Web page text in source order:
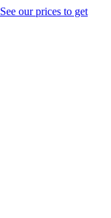
See our prices to get